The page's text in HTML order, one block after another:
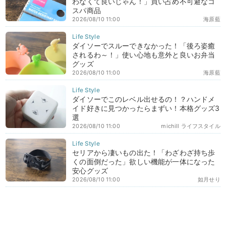
スパ商品
海原藍
2026/08/10 11:00
ダイソーでスルーできなかった！「後ろ姿癒
されるわ～！」使い心地も意外と良いお弁当
グッズ
海原藍
2026/08/10 11:00
ダイソーでこのレベル出せるの！？ハンドメ
イド好きに見つかったらまずい！本格グッズ3
選
michill ライフスタイル
2026/08/10 11:00
セリアから凄いもの出た！「わざわざ持ち歩
くの面倒だった」欲しい機能が一体になった
安心グッズ
如月せり
2026/08/10 11:00